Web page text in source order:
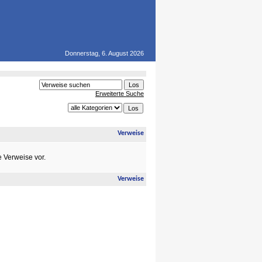
Donnerstag, 6. August 2026
Erweiterte Suche
Verweise
Verweise vor.
Verweise